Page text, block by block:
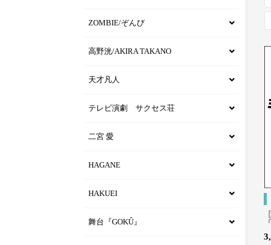
ZOMBIE/ぞんび
高野洸/AKIRA TAKANO
天才凡人
テレビ演劇 サクセス荘
二宮 愛
HAGANE
HAKUEI
舞台『GOKÛ』